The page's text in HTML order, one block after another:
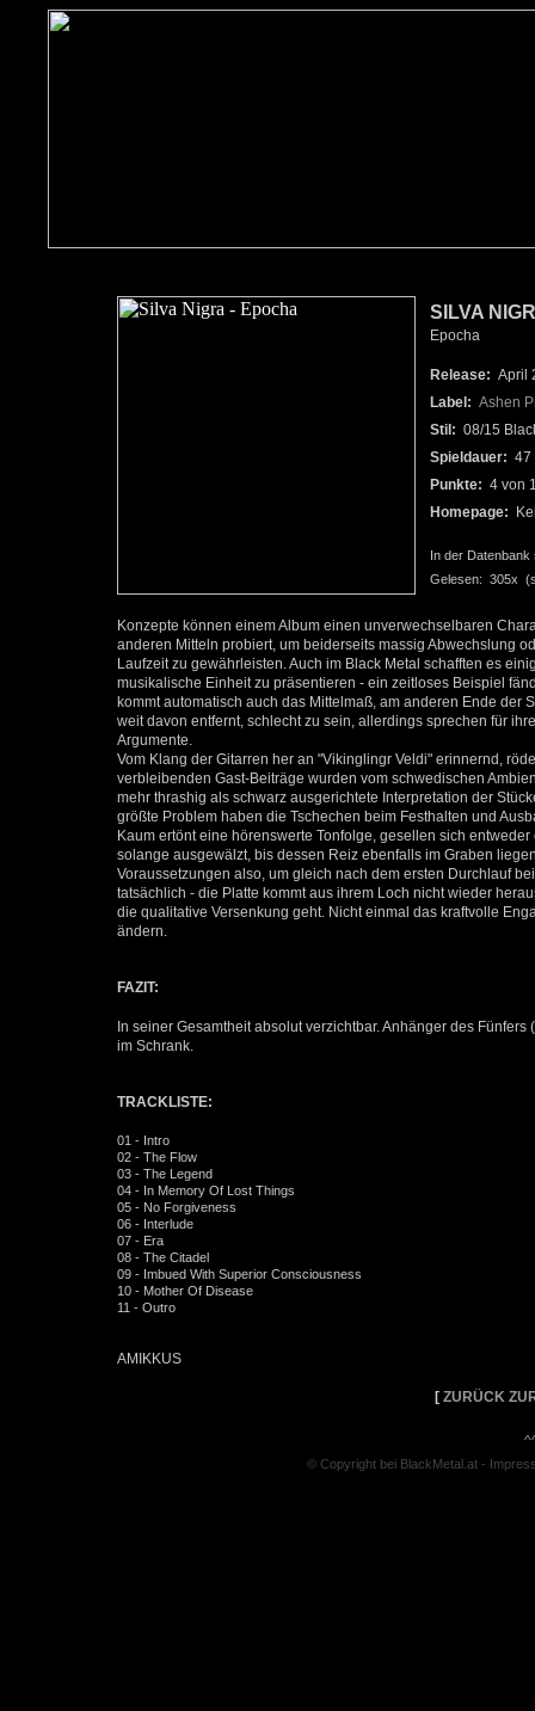
SILVA
Epocha
Release: April
Label: Ashen
Stil: 08/15
Spieldauer: 47
Punkte: 4 von
Homepage:
In der Datenbank
Gelesen: 305x
Konzepte können einem Album einen unverwechselbaren
anderen Mitteln probiert, um beiderseits massig Abwechslung
Laufzeit zu gewährleisten. Auch im Black Metal schafften es
musikalische Einheit zu präsentieren - ein zeitloses Beispiel
kommt automatisch auch das Mittelmaß, am anderen Ende
weit davon entfernt, schlecht zu sein, allerdings sprechen für
Argumente.
Vom Klang der Gitarren her an "Vikinglingr Veldi" erinnernd,
verbleibenden Gast-Beiträge wurden vom schwedischen
mehr thrashig als schwarz ausgerichtete Interpretation der
größte Problem haben die Tschechen beim Festhalten und
Kaum ertönt eine hörenswerte Tonfolge, gesellen sich
solange ausgewälzt, bis dessen Reiz ebenfalls im Graben
Voraussetzungen also, um gleich nach dem ersten Durchlauf
tatsächlich - die Platte kommt aus ihrem Loch nicht wieder
die qualitative Versenkung geht. Nicht einmal das kraftvolle
ändern.
FAZIT:
In seiner Gesamtheit absolut verzichtbar. Anhänger des
im Schrank.
TRACKLISTE:
01 - Intro
02 - The Flow
03 - The Legend
04 - In Memory Of Lost Things
05 - No Forgiveness
06 - Interlude
07 - Era
08 - The Citadel
09 - Imbued With Superior Consciousness
10 - Mother Of Disease
11 - Outro
AMIKKUS
[ ZURÜCK
© Copyright bei BlackMetal.at -